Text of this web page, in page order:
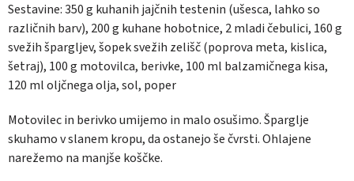
Sestavine:350 g kuhanih jajčnih testenin (ušesca, lahko so
različnih barv), 200 g kuhane hobotnice, 2 mladi čebulici, 160 g
svežih špargljev,šopek svežih zelišč (poprova meta, kislica,
šetraj), 100 g motovilca, berivke, 100 ml balzamičnega kisa,
120 ml oljčnega olja,sol, poper
Motovilec in berivko umijemo in malo osušimo. Šparglje
skuhamo v slanem kropu, da ostanejo še čvrsti. Ohlajene
narežemo na manjše koščke.